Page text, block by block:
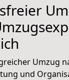
Umzug
und